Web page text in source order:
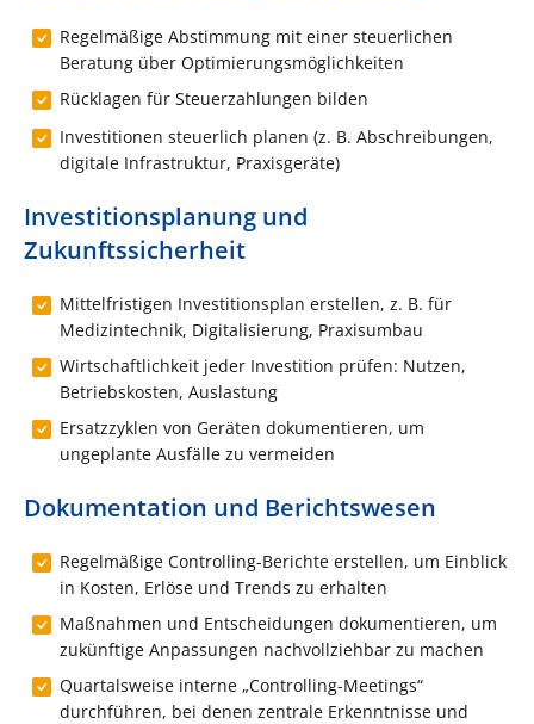
Regelmäßige Abstimmung mit einer steuerlichen
Beratung über Optimierungsmöglichkeiten
Rücklagen für Steuerzahlungen bilden
Investitionen steuerlich planen (z. B. Abschreibungen,
digitale Infrastruktur, Praxisgeräte)
Investitionsplanung und
Zukunftssicherheit
Mittelfristigen Investitionsplan erstellen, z. B. für
Medizintechnik, Digitalisierung, Praxisumbau
Wirtschaftlichkeit jeder Investition prüfen: Nutzen,
Betriebskosten, Auslastung
Ersatzzyklen von Geräten dokumentieren, um
ungeplante Ausfälle zu vermeiden
Dokumentation und Berichtswesen
Regelmäßige Controlling-Berichte erstellen, um Einblick
in Kosten, Erlöse und Trends zu erhalten
Maßnahmen und Entscheidungen dokumentieren, um
zukünftige Anpassungen nachvollziehbar zu machen
Quartalsweise interne „Controlling-Meetings“
durchführen, bei denen zentrale Erkenntnisse und